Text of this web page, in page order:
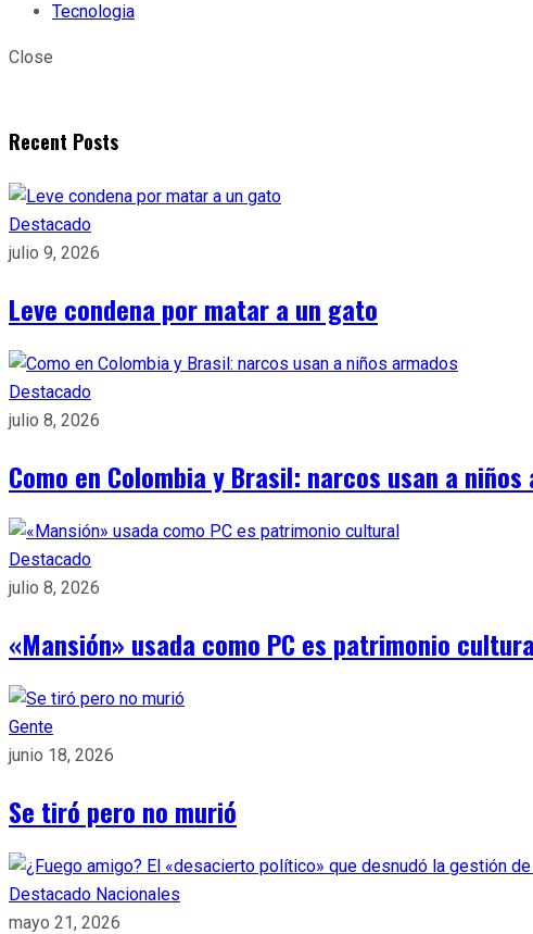
Tecnologia
Close
Recent Posts
Destacado
julio 9, 2026
Leve condena por matar a un gato
Destacado
julio 8, 2026
Como en Colombia y Brasil: narcos usan a niños
Destacado
julio 8, 2026
«Mansión» usada como PC es patrimonio
Gente
junio 18, 2026
Se tiró pero no murió
Destacado Nacionales
mayo 21, 2026